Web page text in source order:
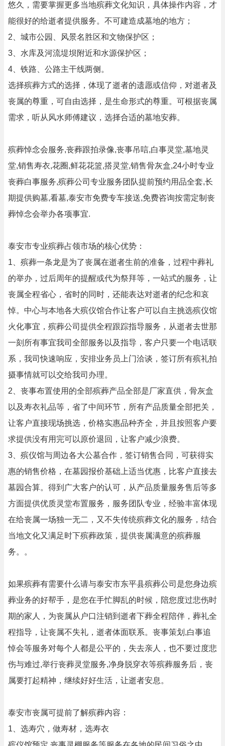
悠久，需要掌握更多当地殡葬文化知识，具体操作内容，才
能很好的给逝者提供服务。不可建造成墓地的地方；
2、城市公园、风景名胜区和文物保护区；
3、水库及河流堤坝附近和水源保护区；
4、铁路、公路主干线两侧。
选择殡葬方式的选择，体现了逝者的遗愿或信仰，对逝者及
丧属的尊重，可自由选择，是生命形式的尊重。可根据丧属
需求，听从风水师傅建议，选择合适的墓地安葬。
殡葬悼念会服务,丧葬跟拍录像,丧事吊唁,白事灵堂,墓地灵
堂,销售寿衣,花圈,鲜花花篮,搭灵堂,销售骨灰盒,24小时专业
丧葬白事服务,殡葬公司专业服务团队提前预约用品全套,长
期提供购墓,看墓,泰安市免费专车接送,免费咨询按需定制丧
葬悼念会举办各项事宜.
泰安市专业殡葬占领市场的核心优势：
1、殡葬一条龙是为了丧属在逝者生前的准备，过程中葬礼
的举办，过后周年的提醒或代为祭拜等，一站式的服务，让
丧属全程省心，省时的同时，还能表达对逝者的纪念和哀
悼。中心与本地各大殡仪馆合作让客户可以自主挑选殡仪馆
火化事宜，殡葬公司提供全程跟踪指导服务，从逝者去世那
一刻所有事宜我司全部服务以及指导，客户只要一个电话联
系，我司快速响应，安排业务员上门洽谈，签订所有殡礼拍
摄事情就可以交给我司办理。
2、丧事布置使用的全部殡葬产品全部是厂家直供，骨灰盒
以及寿衣礼品等，省了中间环节，所有产品质量全部把关，
让客户直接现场挑选，价格实惠品种齐全，并且按照客户要
求提供没有用完可以原价退回，让客户减少浪费。
3、殡仪馆与周边各大公墓合作，签订销售合同，可获得实
惠的销售价格，在墓园报价基础上适当优惠，比客户直接去
墓园合算。得到广大客户的认可，从产品质量服务售后等多
方面提供优质灵堂布置服务，服务团队专业，经验丰富体现
在给丧属一场独一无二，又不失传统殡葬文化的服务，结合
当地文化又满足时下殡葬政策，提供丧属满意的殡葬服
务。。
如果殡葬有需要什么请与泰安市东平县殡葬公司是您身边殡
葬业务的好帮手，是您在手忙脚乱的时候，陪您度过悲伤时
期的家人，为丧属从户口注销到逝者下葬全程陪伴，葬礼全
程指导，让丧属不失礼，逝者体面联系。丧事策划,白事追
悼会等服务对每个人都是公平的，失去亲人，也不要过度悲
伤与难过,举行丧葬灵堂服务,净身脱穿衣等殡葬服务后，丧
属要打起精神，继续好好生活，让逝者安息。
泰安市丧属可提前了解殡葬内容：
1、选寿穴，做寿材，选寿衣